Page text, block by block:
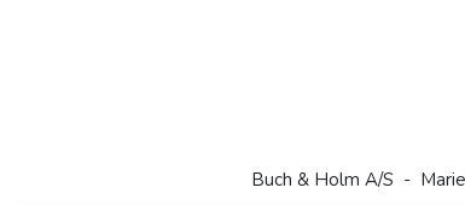
Buch & Holm A/S -